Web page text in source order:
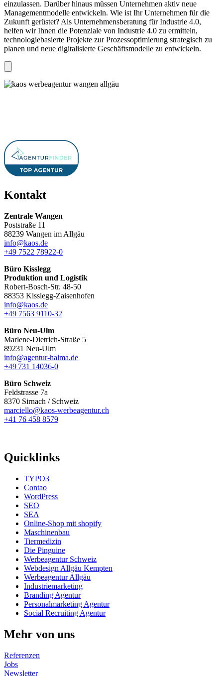
einzulassen. Darüber hinaus müssen Unternehmen aktiv neue
Managementmodelle entwickeln. Wie ist Ihr Unternehmen für die
Zukunft gerüstet? Als Unternehmensberatung für Industrie 4.0,
helfen wir Ihnen die Potenziale von Industrie 4.0 zu ermitteln,
technologiebasierte Projekte zur Prozessoptimierung strategisch zu
planen und neue digitalisierte Geschäftsmodelle zu entwickeln.
Kontakt
Zentrale Wangen
Poststraße 11
88239 Wangen im Allgäu
info@kaos.de
+49 7522 78922-0
Büro Kisslegg
Produktion und Logistik
Robert-Bosch-Str. 48-50
88353 Kisslegg-Zaisenhofen
info@kaos.de
+49 7563 9110-32
Büro Neu-Ulm
Marlene-Dietrich-Straße 5
89231 Neu-Ulm
info@agentur-halma.de
+49 731 14036-0
Büro Schweiz
Feldstrasse 7a
8370 Sirnach / Schweiz
marciello@kaos-werbeagentur.ch
+41 76 458 8579
Quicklinks
TYPO3
Contao
WordPress
SEO
SEA
Online-Shop mit shopify
Maschinenbau
Tiermedizin
Die Pinguine
Werbeagentur Schweiz
Webdesign Allgäu Kempten
Werbeagentur Allgäu
Industriemarketing
Branding Agentur
Personalmarketing Agentur
Social Recruiting Agentur
Mehr von uns
Referenzen
Jobs
Newsletter